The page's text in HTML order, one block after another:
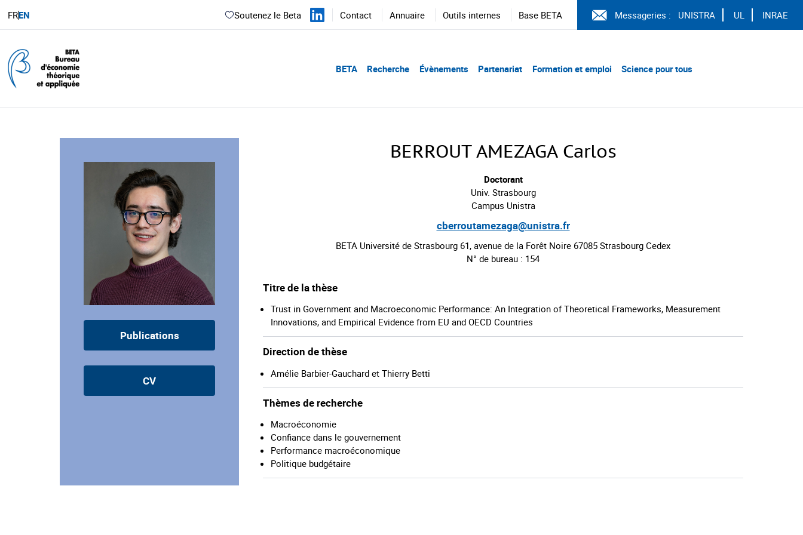
FREN Soutenez le Beta Contact Annuaire Outils internes Base BETA Messageries : UNISTRA UL INRAE
BETA Recherche Évènements Partenariat Formation et emploi Science pour tous
Publications
CV
BERROUT AMEZAGA Carlos
Doctorant
Univ. Strasbourg
Campus Unistra
cberroutamezaga@unistra.fr
BETA Université de Strasbourg 61, avenue de la Forêt Noire 67085 Strasbourg Cedex
N° de bureau : 154
Titre de la thèse
Trust in Government and Macroeconomic Performance: An Integration of Theoretical Frameworks, Measurement
Innovations, and Empirical Evidence from EU and OECD Countries
Direction de thèse
Amélie Barbier-Gauchard et Thierry Betti
Thèmes de recherche
Macroéconomie
Confiance dans le gouvernement
Performance macroéconomique
Politique budgétaire